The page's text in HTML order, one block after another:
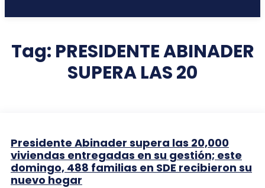
Tag: PRESIDENTE ABINADER
SUPERA LAS 20
Presidente Abinader supera las 20,000
viviendas entregadas en su gestión; este
domingo, 488 familias en SDE recibieron su
nuevo hogar